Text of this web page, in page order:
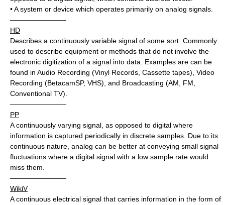
• A system or device which operates primarily on analog signals.
————————
HD
Describes a continuously variable signal of some sort. Commonly
used to describe equipment or methods that do not involve the
electronic digitization of a signal into data. Examples are can be
found in Audio Recording (Vinyl Records, Cassette tapes), Video
Recording (BetacamSP, VHS), and Broadcasting (AM, FM,
Conventional TV).
————————
PP
A continuously varying signal, as opposed to digital where
information is captured periodically in discrete samples. Due to its
continuous nature, analog can be better at conveying small signal
fluctuations where a digital signal with a low sample rate would
miss them.
————————
WikiV
A continuous electrical signal that carries information in the form of